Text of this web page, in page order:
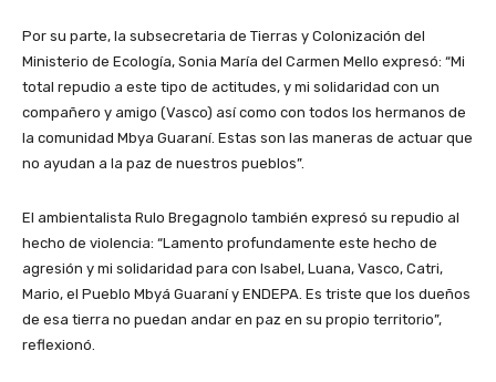
Por su parte, la subsecretaria de Tierras y Colonización del
Ministerio de Ecología, Sonia María del Carmen Mello expresó: “Mi
total repudio a este tipo de actitudes, y mi solidaridad con un
compañero y amigo (Vasco) así como con todos los hermanos de
la comunidad Mbya Guaraní. Estas son las maneras de actuar que
no ayudan a la paz de nuestros pueblos”.
El ambientalista Rulo Bregagnolo también expresó su repudio al
hecho de violencia: “Lamento profundamente este hecho de
agresión y mi solidaridad para con Isabel, Luana, Vasco, Catri,
Mario, el Pueblo Mbyá Guaraní y ENDEPA. Es triste que los dueños
de esa tierra no puedan andar en paz en su propio territorio”,
reflexionó.